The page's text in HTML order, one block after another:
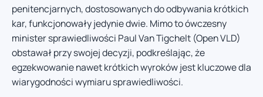
penitencjarnych, dostosowanych do odbywania krótkich
kar, funkcjonowały jedynie dwie. Mimo to ówczesny
minister sprawiedliwości Paul Van Tigchelt (Open VLD)
obstawał przy swojej decyzji, podkreślając, że
egzekwowanie nawet krótkich wyroków jest kluczowe dla
wiarygodności wymiaru sprawiedliwości.